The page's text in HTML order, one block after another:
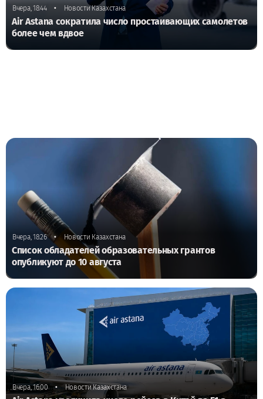
Вчера, 18:44 • Новости Казахстана
Air Astana сократила число простаивающих самолетов
более чем вдвое
Вчера, 18:26 • Новости Казахстана
Список обладателей образовательных грантов
опубликуют до 10 августа
Вчера, 16:00 • Новости Казахстана